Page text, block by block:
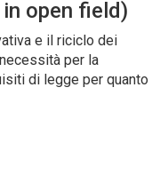
open field)
e il riciclo dei
per la
di legge per quanto